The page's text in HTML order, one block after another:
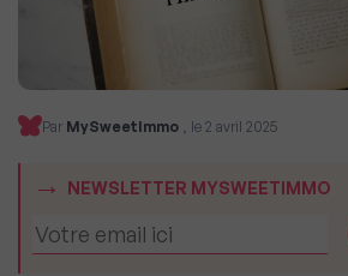
Par MySweetImmo , le 2 avril 2025
NEWSLETTER MYSWEETIMMO